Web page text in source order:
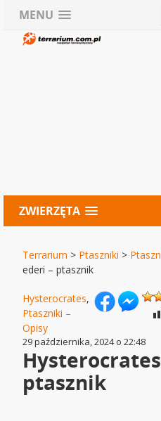
MENU
ZWIERZĘTA
Terrarium > Ptaszniki >
ederi – ptasznik
Hysterocrates,
Ptaszniki –
Opisy
29 października, 2024 o 22:48
ptasznik